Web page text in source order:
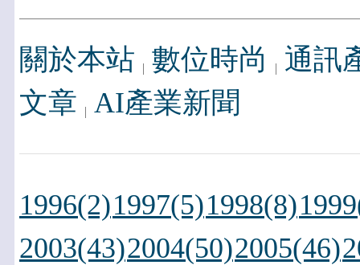
關於本站 數位時尚
通訊
文章 AI產業新聞
1996(2)1997(5)1998(8)
2003(43)2004(50)2005(46)